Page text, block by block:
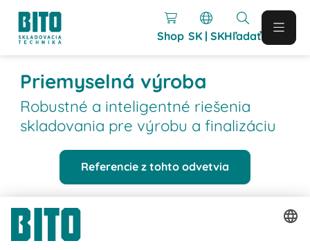
Shop SK | SKHľadať
Priemyselná výroba
Robustné a inteligentné riešenia
skladovania pre výrobu a finalizáciu
Referencie z tohto odvetvia